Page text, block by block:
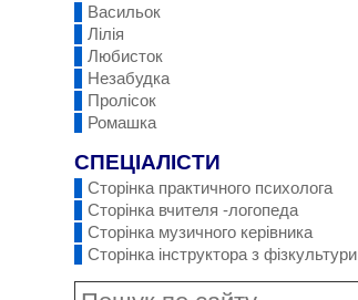
Васильок
Лілія
Любисток
Незабудка
Пролісок
Ромашка
СПЕЦІАЛІСТИ
Сторінка практичного психолога
Сторінка вчителя -логопеда
Сторінка музичного керівника
Сторінка інструктора з фізкультури